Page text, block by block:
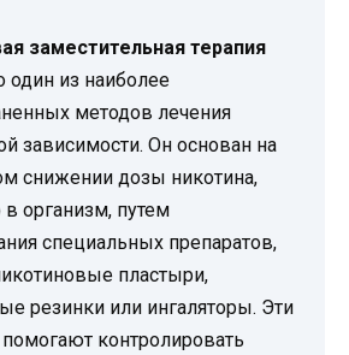
заместительная терапия
один из наиболее
методов лечения
зависимости. Он основан на
снижении дозы никотина,
организм, путем
специальных препаратов,
пластыри,
резинки или ингаляторы. Эти
контролировать